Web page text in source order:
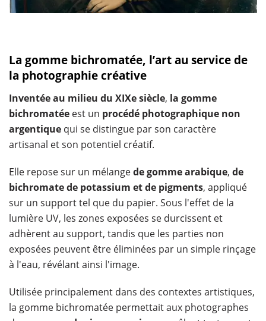
La gomme bichromatée, l’art au service de
la photographie créative
Inventée au milieu du XIXe siècle, la gomme
bichromatée est un procédé photographique non
argentique qui se distingue par son caractère
artisanal et son potentiel créatif.
Elle repose sur un mélangede gomme arabique, de
bichromate de potassium et de pigments, appliqué
sur un support tel que du papier. Sous l'effet de la
lumière UV, les zones exposées se durcissent et
adhèrent au support, tandis que les parties non
exposées peuvent être éliminées par un simple rinçage
à l'eau, révélant ainsi l'image.
Utilisée principalement dans des contextes artistiques,
la gomme bichromatée permettait aux photographes